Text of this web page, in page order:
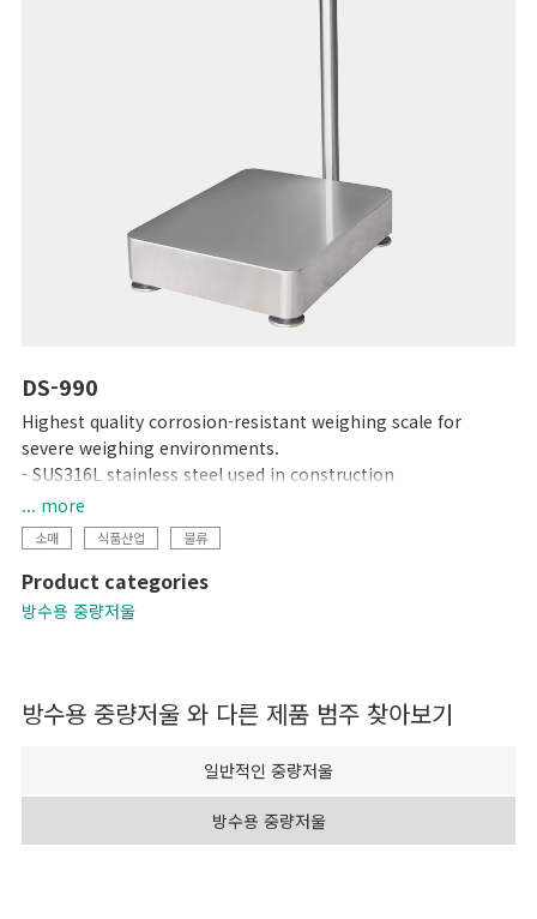
DS-990
Highest quality corrosion-resistant weighing scale for
severe weighing environments.
- SUS316L stainless steel used in construction
- Uses a hermetically sealed stainless steel load cell
- Built-in rechargeable battery and AC adaptor operation
... more
소매 식품산업 물류
Product categories
방수용 중량저울
방수용 중량저울와 다른 제품 범주 찾아보기
일반적인 중량저울
방수용 중량저울